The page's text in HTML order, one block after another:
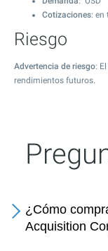
Cotizaciones: en
Riesgo
Advertencia de riesgo:
rendimientos futuros.
¿Cómo
Acquisition